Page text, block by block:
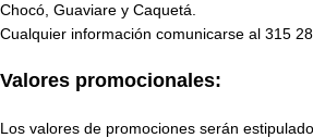
Chocó, Guaviare y Caquetá.
Cualquier información comunicarse al 315
Valores promocionales:
Los valores de promociones serán